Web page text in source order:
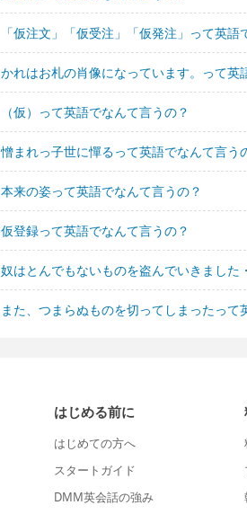
「仮注文」「仮受注」「仮発注」って英語
かれはお札の肖像になっています。って英
（仮）って英語でなんて言うの？
憎まれっ子世に憚るって英語でなんて言う
本来の姿って英語でなんて言うの？
仮登録って英語でなんて言うの？
奴はとんでもないものを盗んでいきまし
また、つまらぬものを切ってしまったって
はじめる前に
はじめての方へ
スタートガイド
DMM英会話の強み